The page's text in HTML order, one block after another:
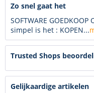
Zo snel gaat het
SOFTWARE GOEDKOOP
simpel is het : KOPEN...
Trusted Shops
Gelijkaardige artikelen